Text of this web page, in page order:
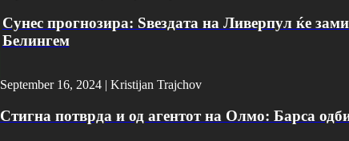
Сунес прогнозира: Ѕвездата на Ливерпул ќе
Белингем
September 16, 2024 | Kristijan Trajchov
Стигна потврда и од агентот на Олмо: Барса